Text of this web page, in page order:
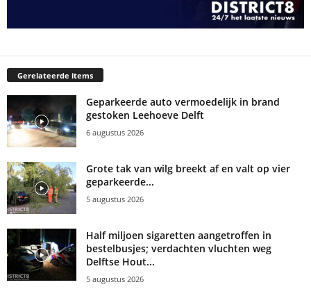
Gerelateerde items
Geparkeerde auto vermoedelijk in brand
gestoken Leehoeve Delft
6 augustus 2026
Grote tak van wilg breekt af en valt op vier
geparkeerde...
5 augustus 2026
Half miljoen sigaretten aangetroffen in
bestelbusjes; verdachten vluchten weg
Delftse Hout...
5 augustus 2026